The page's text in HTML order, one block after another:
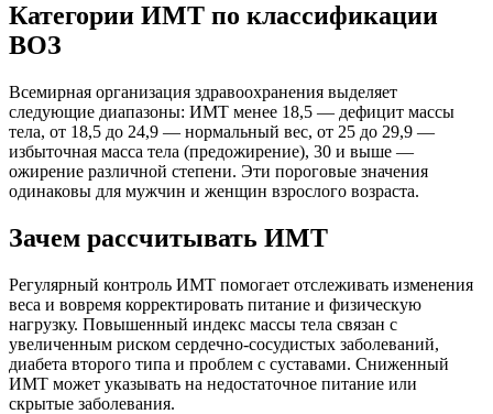
Категории ИМТ по классификации
ВОЗ
Всемирная организация здравоохранения выделяет
следующие диапазоны: ИМТ менее 18,5 — дефицит массы
тела, от 18,5 до 24,9 — нормальный вес, от 25 до 29,9 —
избыточная масса тела (предожирение), 30 и выше —
ожирение различной степени. Эти пороговые значения
одинаковы для мужчин и женщин взрослого возраста.
Зачем рассчитывать ИМТ
Регулярный контроль ИМТ помогает отслеживать изменения
веса и вовремя корректировать питание и физическую
нагрузку. Повышенный индекс массы тела связан с
увеличенным риском сердечно-сосудистых заболеваний,
диабета второго типа и проблем с суставами. Сниженный
ИМТ может указывать на недостаточное питание или
скрытые заболевания.